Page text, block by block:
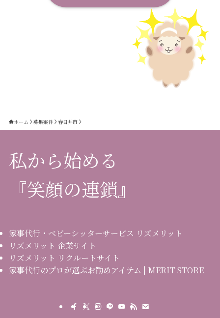
ホーム 募集案件 春日井市
私から始める
『笑顔の連鎖』
家事代行・ベビーシッターサービス リズメリット
リズメリット 企業サイト
リズメリット リクルートサイト
家事代行のプロが選ぶお勧めアイテム | MERIT STORE